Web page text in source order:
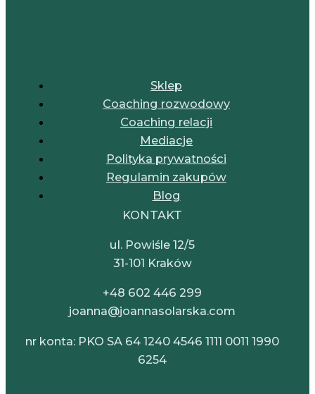
Sklep
Coaching rozwodowy
Coaching relacji
Mediacje
Polityka prywatności
Regulamin zakupów
Blog
KONTAKT
ul. Powiśle 12/5
31-101 Kraków
+48 602 446 299
joanna@joannasolarska.com
nr konta: PKO SA 64 1240 4546 1111 0011 1990
6254